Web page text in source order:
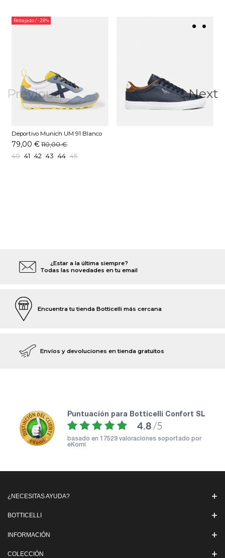
Previous
Rebajado/ -28%
Deportivo Munich UM 91 Blanco
79,00 € 110,00 €
40 41 42 43 44 45
Next
¿Estar a la última siempre?
Todas las novedades en tu email
Encuentra tu tienda Botticelli más cercana
Envíos y devoluciones en tienda gratuitos
puntuación para Botticelli Confort SL
4.8 /5
basado en 17529 valoraciones soportado por
eKomi
¿NECESITAS AYUDA?
BOTTICELLI
INFORMACIÓN
COLECCIÓN